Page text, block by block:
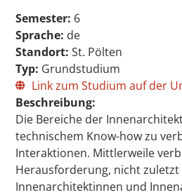
Semester: 6
Sprache: de
Standort: St. Pölten
Typ: Grundstudium
Link zum Studium auf der
Beschreibung:
Die Bereiche der
technischem Know-how zu
Interaktionen. Mittlerweile
Herausforderung, nicht
Innenarchitektinnen und